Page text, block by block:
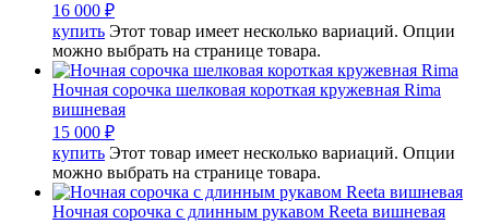
16 000 ₽
купить Этот товар имеет несколько вариаций. Опции
можно выбрать на странице товара.
Ночная сорочка шелковая короткая кружевная Rima
вишневая
15 000 ₽
купить Этот товар имеет несколько вариаций. Опции
можно выбрать на странице товара.
Ночная сорочка с длинным рукавом Reeta вишневая